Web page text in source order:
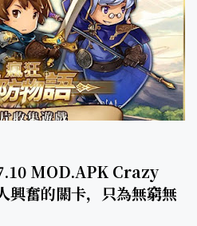
MOD.APK Crazy
奮的關卡，只為無窮無